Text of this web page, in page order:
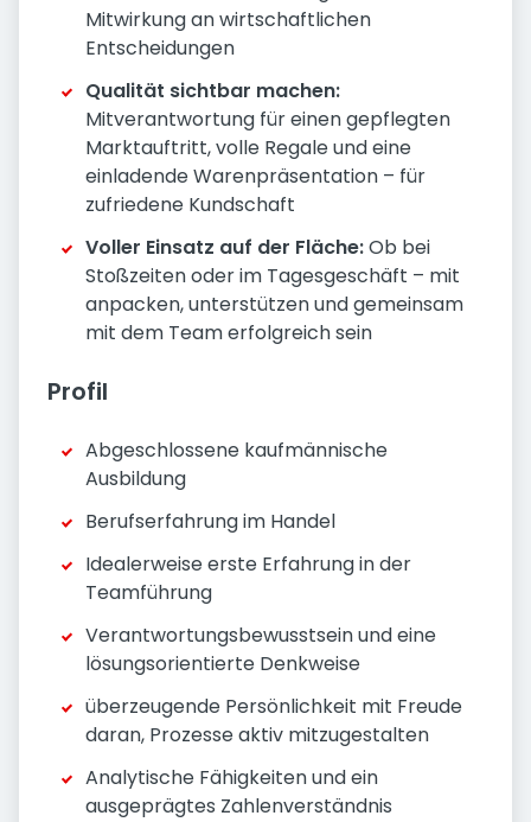
Mitwirkung an wirtschaftlichen
Entscheidungen
Qualität sichtbar machen:
Mitverantwortung für einen gepflegten
Marktauftritt, volle Regale und eine
einladende Warenpräsentation – für
zufriedene Kundschaft
Voller Einsatz auf der Fläche:Ob bei
Stoßzeiten oder im Tagesgeschäft – mit
anpacken, unterstützen und gemeinsam
mit dem Team erfolgreich sein
Profil
Abgeschlossene kaufmännische
Ausbildung
Berufserfahrung im Handel
Idealerweise erste Erfahrung in der
Teamführung
Verantwortungsbewusstsein und eine
lösungsorientierte Denkweise
überzeugende Persönlichkeit mit Freude
daran, Prozesse aktiv mitzugestalten
Analytische Fähigkeiten und ein
ausgeprägtes Zahlenverständnis